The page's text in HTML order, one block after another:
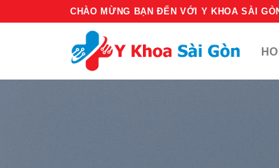
CHÀO MỪNG BẠN ĐẾN VỚI Y KHOA SÀI